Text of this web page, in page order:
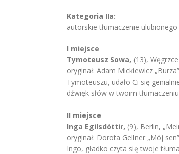
Kategoria IIa:
autorskie tłumaczenie
I miejsce
Tymoteusz Sowa, (13),
oryginał: Adam Mickiewicz „Burza”
Tymoteuszu, udało Ci się
dźwięk słów w twoim
II miejsce
Inga Egilsdóttir, (9), Berlin,
oryginał: Dorota Gellner „Mój sen”
Ingo, gładko czyta się twoje